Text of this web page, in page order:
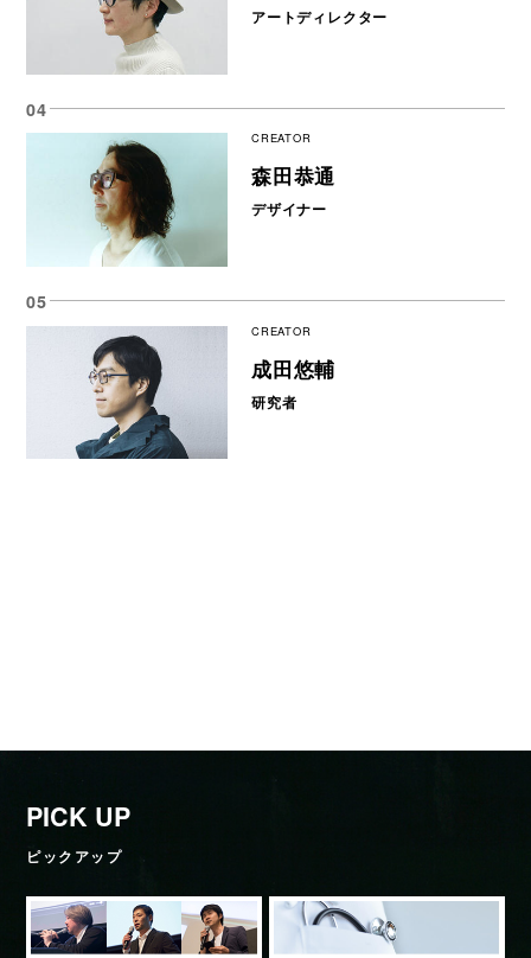
アートディレクター
CREATOR
森田恭通
デザイナー
CREATOR
成田悠輔
研究者
PICK UP
ピックアップ